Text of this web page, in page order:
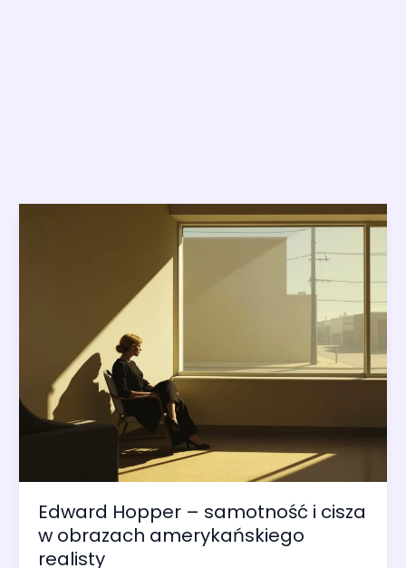
Edward Hopper – samotność i cisza
w obrazach amerykańskiego
realisty